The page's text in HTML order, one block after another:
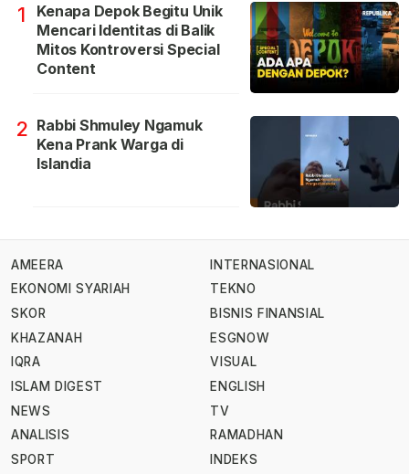
1
Kenapa Depok Begitu Unik
Mencari Identitas di Balik
Mitos Kontroversi Special
Content
2 Rabbi Shmuley Ngamuk
Kena Prank Warga di
Islandia
AMEERA
EKONOMI SYARIAH
SKOR
KHAZANAH
IQRA
ISLAM DIGEST
NEWS
ANALISIS
SPORT
INTERNASIONAL
TEKNO
BISNIS FINANSIAL
ESGNOW
VISUAL
ENGLISH
TV
RAMADHAN
INDEKS